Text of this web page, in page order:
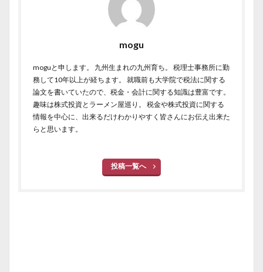
mogu
moguと申します。 九州生まれの九州育ち。 税理士事務所に勤
務して10年以上が経ちます。 就職前も大学院で税法に関する
論文を書いていたので、税金・会計に関する知識は豊富です。
趣味は株式投資とラーメン屋巡り。 税金や株式投資に関する
情報を中心に、出来るだけわかりやすく皆さんにお伝え出来た
らと思います。
投稿一覧へ